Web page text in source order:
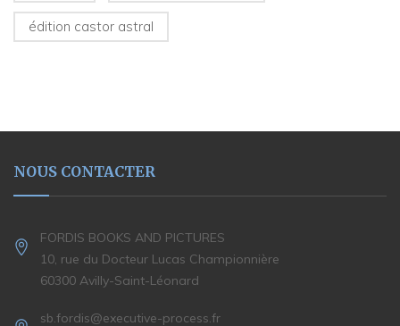
édition castor astral
NOUS CONTACTER
FORDIS BOOKS AND PICTURES
10, rue du Docteur Lucas Championnière
60300 Avilly-Saint-Léonard
sb.fordis@executive-process.fr